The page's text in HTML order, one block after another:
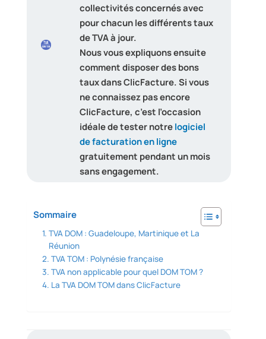
collectivités concernés avec
pour chacun les différents taux
de TVA à jour.
Nous vous expliquons ensuite
comment disposer des bons
taux dans ClicFacture. Si vous
ne connaissez pas encore
ClicFacture, c’est l’occasion
idéale de tester notrelogiciel
de facturation en ligne
gratuitement pendant un mois
sans engagement.
Sommaire
TVA DOM : Guadeloupe, Martinique et La
Réunion
TVA TOM : Polynésie française
TVA non applicable pour quel DOM TOM ?
La TVA DOM TOM dans ClicFacture